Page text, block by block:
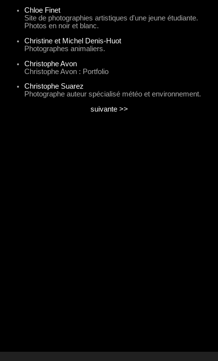
Chloe Finet
Site de photographies artistiques d'une jeune étudiante.
Photos en noir et blanc.
Christine et Michel Denis-Huot
Photographes animaliers.
Christophe Avon
Christophe Avon : Portfolio
Christophe Suarez
Photographe auteur spécialisé météo et environnement.
suivante >>